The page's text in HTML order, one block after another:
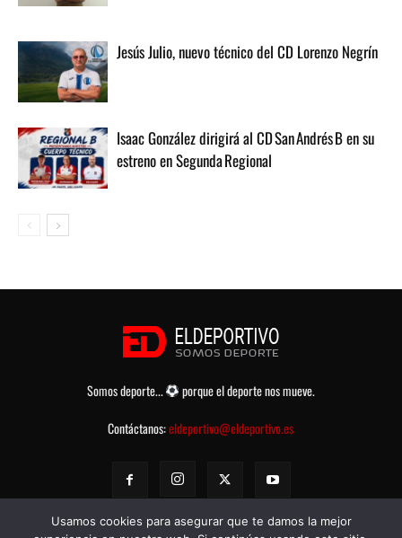
Jesús Julio, nuevo técnico del CD Lorenzo Negrín
Isaac González dirigirá al CD San Andrés B en su
estreno en Segunda Regional
Somos deporte...
porque el deporte nos mueve.
Contáctanos:eldeportivo@eldeportivo.es
Usamos cookies para asegurar que te damos la mejor